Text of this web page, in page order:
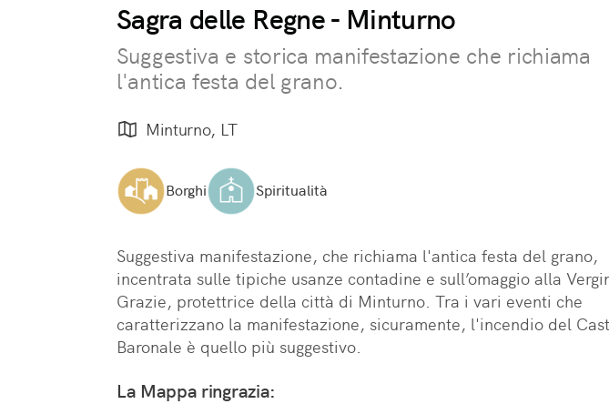
Sagra delle Regne - Minturno
Suggestiva e storica manifestazione che richiama
l'antica festa del grano.
Minturno, LT
Borghi Spiritualità
Suggestiva manifestazione, che richiama l'antica festa del grano,
incentrata sulle tipiche usanze contadine e sull’omaggio alla
Grazie, protettrice della città di Minturno. Tra i vari eventi che
caratterizzano la manifestazione, sicuramente, l'incendio del
Baronale è quello più suggestivo.
La Mappa ringrazia: